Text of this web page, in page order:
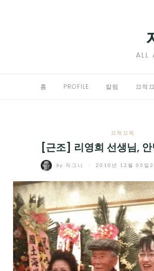
ALL
홈 PROFILE 칼럼 끄적
끄적끄적
[근조] 리영희 선생님,
by 자그니 2010년 12월 05일
MENU
EXPAND
CHILD
MENU
EXPAND
CHILD
MENU